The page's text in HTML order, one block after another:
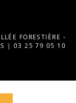
FORESTIÈRE -
| 03 25 79 05 10